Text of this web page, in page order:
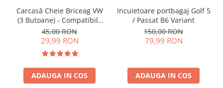
Carcasă Cheie Briceag VW
(3 Butoane) - Compatibilă
Golf 5, Jetta, Touran etc
45,00 RON
29,99 RON
ADAUGA IN COS
Incuietoare portbagaj Golf 5
/ Passat B6 Variant
150,00 RON
79,99 RON
ADAUGA IN COS